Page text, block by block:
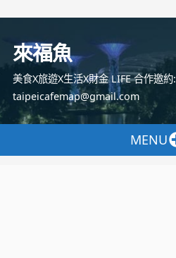
容
來福魚
美食X旅遊X生活X財金 LIFE 合作邀約:
taipeicafemap@gmail.com
MENU